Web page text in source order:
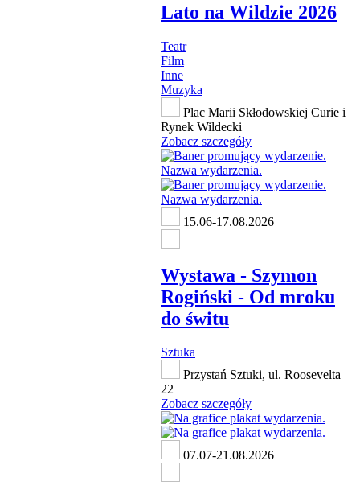
Lato na Wildzie 2026
Teatr
Film
Inne
Muzyka
Plac Marii Skłodowskiej Curie i
Rynek Wildecki
Zobacz szczegóły
15.06-17.08.2026
Wystawa - Szymon
Rogiński - Od mroku
do świtu
Sztuka
Przystań Sztuki, ul. Roosevelta
22
Zobacz szczegóły
07.07-21.08.2026